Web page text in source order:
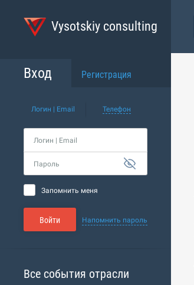
Vysotskiy consulting
Вход Регистрация
Логин | Email Телефон
Логин | Email
Пароль
Запомнить меня
Войти Напомнить пароль
Все события отрасли